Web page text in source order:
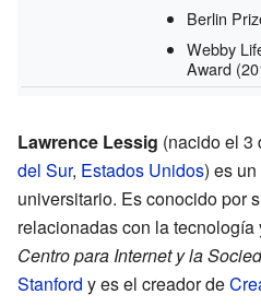
Berlin
Webby
Award
Lawrence Lessig (nacido el 3
del Sur, Estados Unidos) es un
universitario. Es conocido por
relacionadas con la tecnología
Centro para Internet y la
Stanford y es el creador de